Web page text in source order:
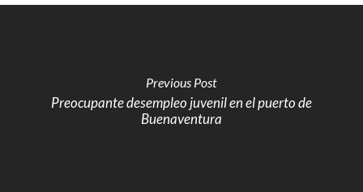
Previous Post
Preocupante desempleo juvenil en el puerto de
Buenaventura